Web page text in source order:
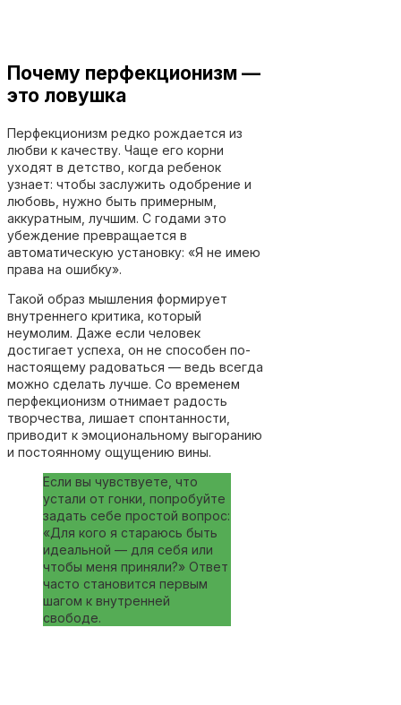
Почему перфекционизм —
это ловушка
Перфекционизм редко рождается из
любви к качеству. Чаще его корни
уходят в детство, когда ребенок
узнает: чтобы заслужить одобрение и
любовь, нужно быть примерным,
аккуратным, лучшим. С годами это
убеждение превращается в
автоматическую установку: «Я не имею
права на ошибку».
Такой образ мышления формирует
внутреннего критика, который
неумолим. Даже если человек
достигает успеха, он не способен по-
настоящему радоваться — ведь всегда
можно сделать лучше. Со временем
перфекционизм отнимает радость
творчества, лишает спонтанности,
приводит к эмоциональному выгоранию
и постоянному ощущению вины.
Если вы чувствуете, что
устали от гонки, попробуйте
задать себе простой вопрос:
«Для кого я стараюсь быть
идеальной — для себя или
чтобы меня приняли?» Ответ
часто становится первым
шагом к внутренней
свободе.